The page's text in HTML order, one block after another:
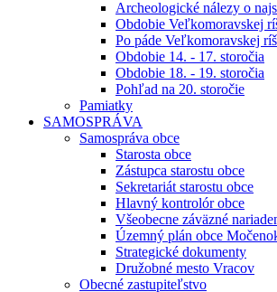
Archeologické nálezy o
Obdobie Veľkomoravskej
Po páde Veľkomoravskej
Obdobie 14. - 17. storočia
Obdobie 18. - 19. storočia
Pohľad na 20. storočie
Pamiatky
SAMOSPRÁVA
Samospráva obce
Starosta obce
Zástupca starostu obce
Sekretariát starostu obce
Hlavný kontrolór obce
Všeobecne záväzné
Územný plán obce
Strategické dokumenty
Družobné mesto Vracov
Obecné zastupiteľstvo